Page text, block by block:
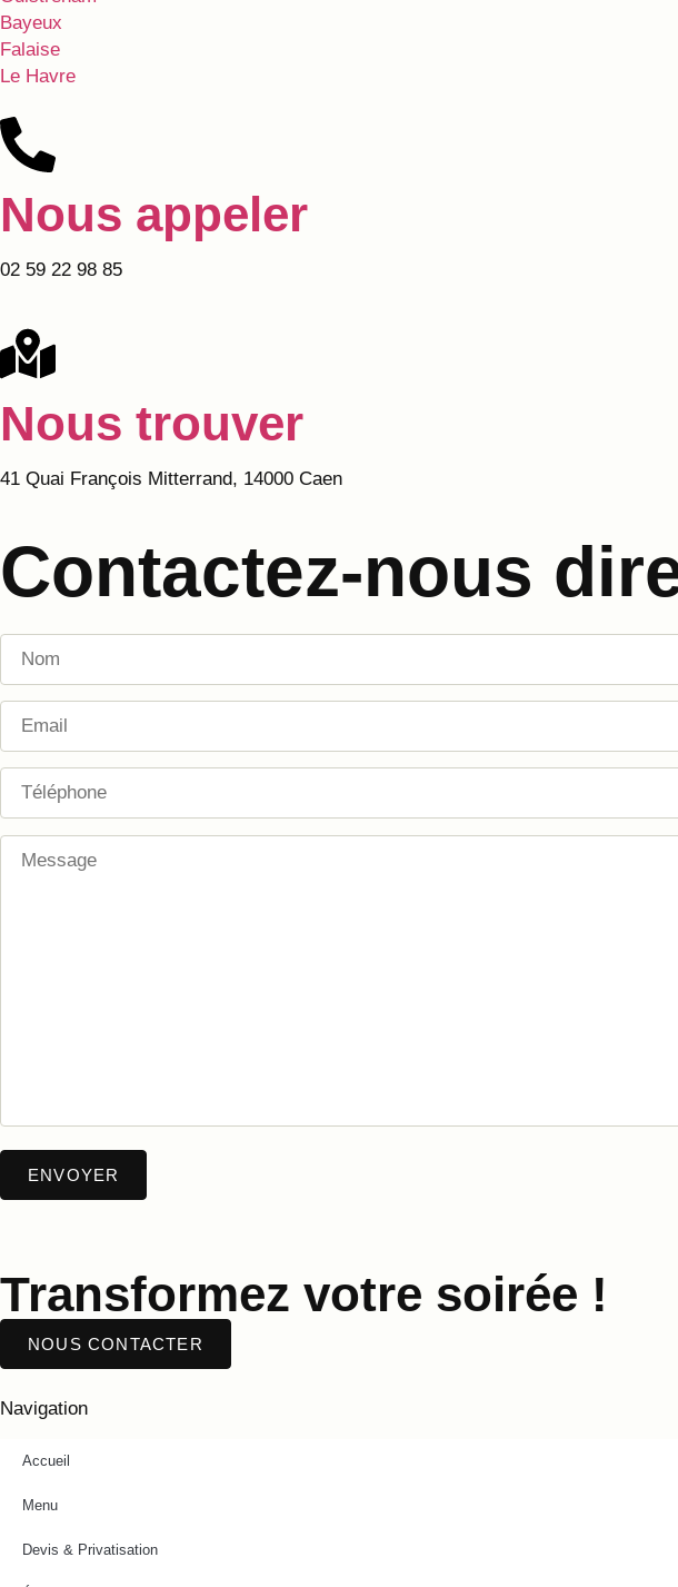
Bayeux
Falaise
Le Havre
Nous appeler
02 59 22 98 85
Nous trouver
41 Quai François Mitterrand, 14000 Caen
Contactez-nous
Transformez votre soirée !
NOUS CONTACTER
Navigation
Accueil
Menu
Devis & Privatisation